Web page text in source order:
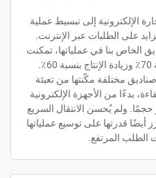
الإلكترونية إلى تبسيط عملية
على الطلبات عبر الإنترنت.
الخاص بنا في عملياتها، تمكنت
من تقليل تكاليف العمالة بنسبة 70٪ وزيادة الإنتاج بنسبة 60٪.
مختلفة مكّنتها من تعبئة
بدءًا من الأجهزة الإلكترونية
حجمًا. ولم يُحسن الانتقال السريع
أيضًا قدرتها على توسيع عملياتها
الطلب المرتفع.